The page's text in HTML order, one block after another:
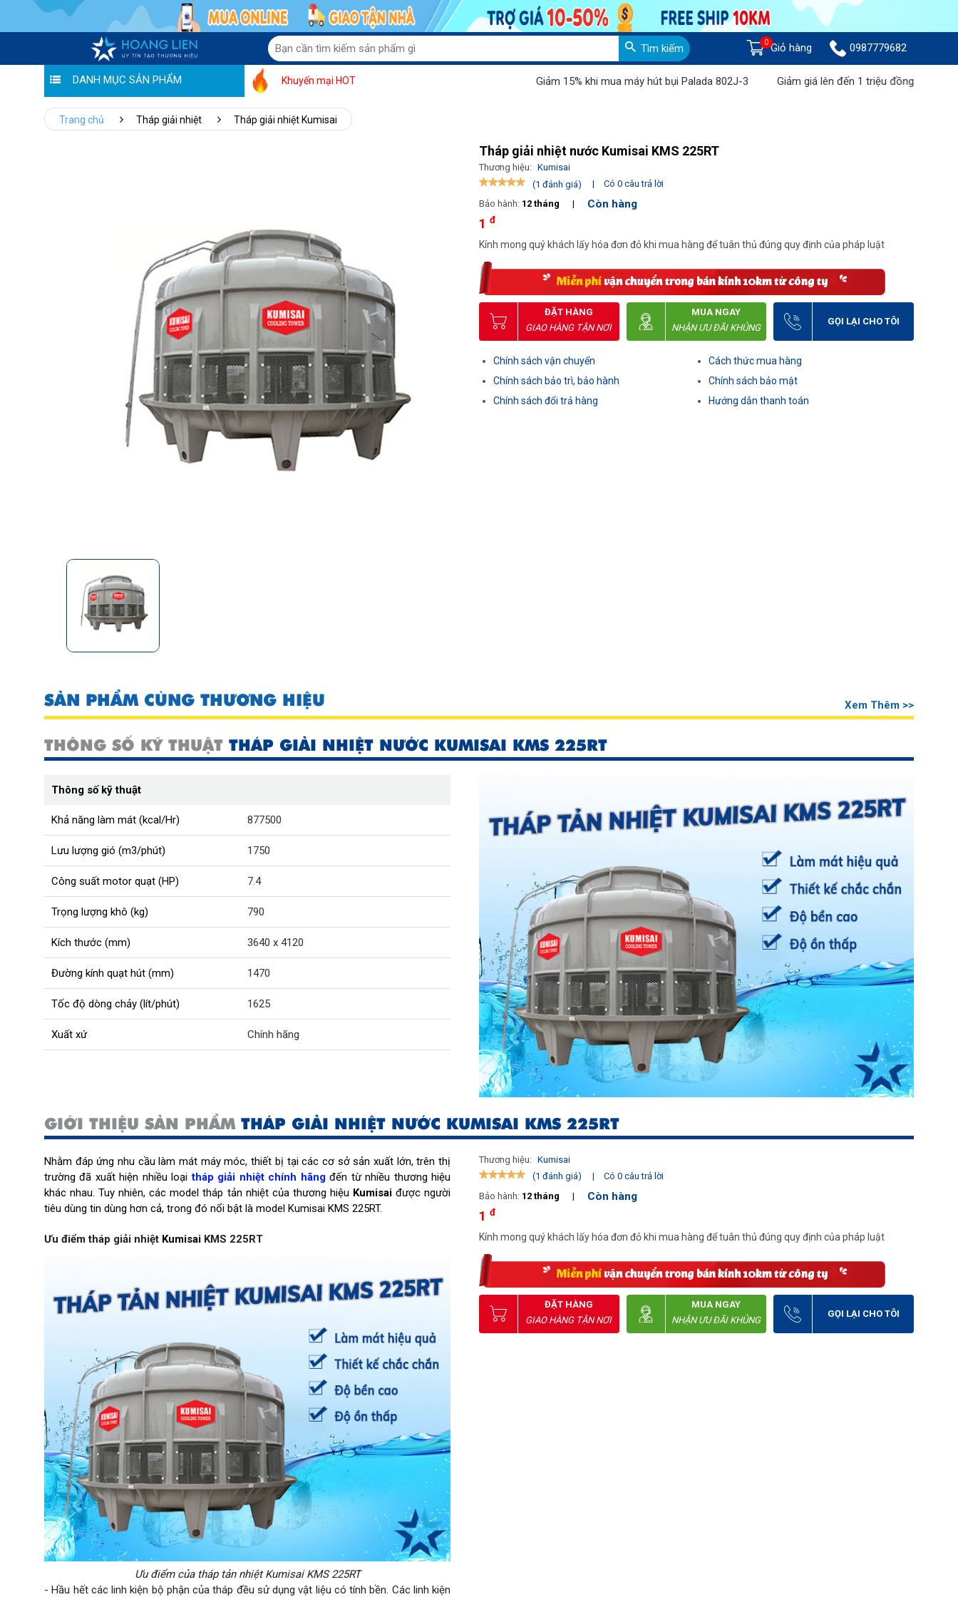
Tìm kiếm 0 Giỏ hàng 0987779682
DANH MỤC SẢN PHẨM Khuyến mại HOT Giảm 15% khi mua máy hút bụi Palada 802J-3 Giảm giá lên đến 1 triệu đồng khi mua Máy chà
Trang chủ Tháp giải nhiệt Tháp giải nhiệt Kumisai
Tháp giải nhiệt nước Kumisai KMS 225RT
Thương hiệu: Kumisai
(1 đánh giá)
|
Có 0 câu trả lời
Bảo hành: 12 tháng | Còn hàng
1 đ
Kính mong quý khách lấy hóa đơn đỏ khi mua hàng để tuân thủ đúng quy định của pháp luật
ĐẶT HÀNG
GIAO HÀNG TẬN NƠI
MUA NGAY
NHẬN ƯU ĐÃI KHỦNG
GỌI LẠI CHO TÔI
Chính sách vận chuyển
Chính sách bảo trì, bảo hành
Chính sách đổi trả hàng
Cách thức mua hàng
Chính sách bảo mật
Hướng dẫn thanh toán
SẢN PHẨM CÙNG THƯƠNG HIỆU Xem Thêm >>
THÔNG SỐ KỸ THUẬT THÁP GIẢI NHIỆT NƯỚC KUMISAI KMS 225RT
Thông số kỹ thuật
Khả năng làm mát (kcal/Hr) 877500
Lưu lượng gió (m3/phút) 1750
Công suất motor quạt (HP) 7.4
Trọng lượng khô (kg) 790
Kích thước (mm) 3640 x 4120
Đường kính quạt hút (mm) 1470
Tốc độ dòng chảy (lít/phút) 1625
Xuất xứ Chính hãng
GIỚI THIỆU SẢN PHẨM THÁP GIẢI NHIỆT NƯỚC KUMISAI KMS 225RT
Nhằm đáp ứng nhu cầu làm mát máy móc, thiết bị tại các cơ sở sản xuất lớn, trên thị
trường đã xuất hiện nhiều loạitháp giải nhiệt chính hãngđến từ nhiều thương hiệu
khác nhau. Tuy nhiên, các model tháp tản nhiệt của thương hiệu Kumisaiđược người
tiêu dùng tin dùng hơn cả, trong đó nổi bật là model Kumisai KMS 225RT.
Ưu điểm tháp giải nhiệt Kumisai KMS 225RT
Ưu điểm của tháp tản nhiệt Kumisai KMS 225RT
- Hầu hết các linh kiện bộ phận của tháp đều sử dụng vật liệu có tính bền. Các linh kiện
Thương hiệu: Kumisai
(1 đánh giá)
|
Có 0 câu trả lời
Bảo hành: 12 tháng | Còn hàng
1 đ
Kính mong quý khách lấy hóa đơn đỏ khi mua hàng để tuân thủ đúng quy định của pháp luật
ĐẶT HÀNG
GIAO HÀNG TẬN NƠI
MUA NGAY
NHẬN ƯU ĐÃI KHỦNG
GỌI LẠI CHO TÔI